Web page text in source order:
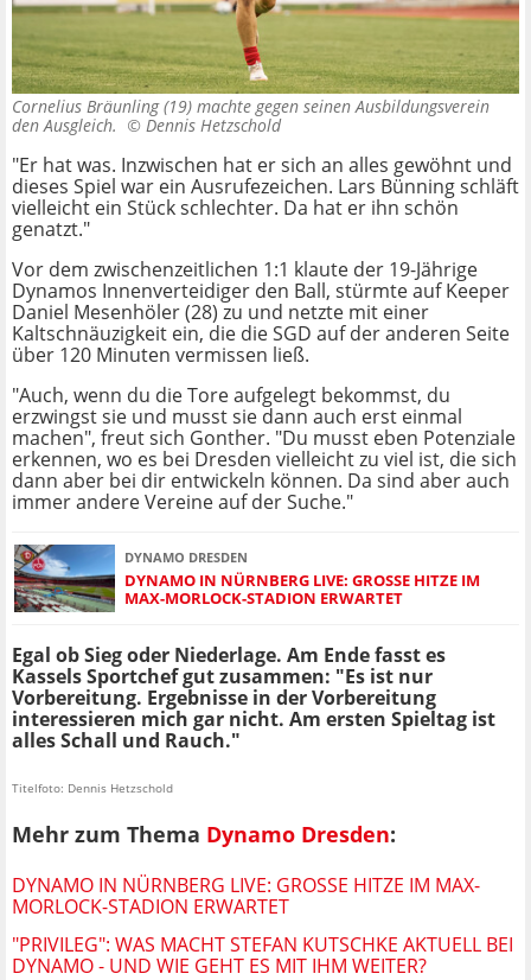
Cornelius Bräunling (19) machte gegen seinen Ausbildungsverein
den Ausgleich. © Dennis Hetzschold
"Er hat was. Inzwischen hat er sich an alles gewöhnt und
dieses Spiel war ein Ausrufezeichen. Lars Bünning schläft
vielleicht ein Stück schlechter. Da hat er ihn schön
genatzt."
Vor dem zwischenzeitlichen 1:1 klaute der 19-Jährige
Dynamos Innenverteidiger den Ball, stürmte auf Keeper
Daniel Mesenhöler (28) zu und netzte mit einer
Kaltschnäuzigkeit ein, die die SGD auf der anderen Seite
über 120 Minuten vermissen ließ.
"Auch, wenn du die Tore aufgelegt bekommst, du
erzwingst sie und musst sie dann auch erst einmal
machen", freut sich Gonther. "Du musst eben Potenziale
erkennen, wo es bei Dresden vielleicht zu viel ist, die sich
dann aber bei dir entwickeln können. Da sind aber auch
immer andere Vereine auf der Suche."
DYNAMO DRESDEN
DYNAMO IN NÜRNBERG LIVE: GROSSE HITZE IM M
AX-MORLOCK-STADION ERWARTET
Egal ob Sieg oder Niederlage. Am Ende fasst es
Kassels Sportchef gut zusammen: "Es ist nur
Vorbereitung. Ergebnisse in der Vorbereitung
interessieren mich gar nicht. Am ersten Spieltag ist
alles Schall und Rauch."
Titelfoto: Dennis Hetzschold
Mehr zum Thema Dynamo Dresden:
DYNAMO IN NÜRNBERG LIVE: GROSSE HITZE IM MAX-M
ORLOCK-STADION ERWARTET
"PRIVILEG": WAS MACHT STEFAN KUTSCHKE AKTUELL BEI
DYNAMO - UND WIE GEHT ES MIT IHM WEITER?